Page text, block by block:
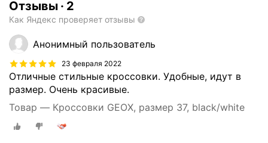
Отзывы · 2
Как Яндекс проверяет отзывы
Анонимный пользователь
23 февраля 2022
Отличные стильные кроссовки. Удобные, идут в
размер. Очень красивые.
Товар — Кроссовки GEOX, размер 37, black/white